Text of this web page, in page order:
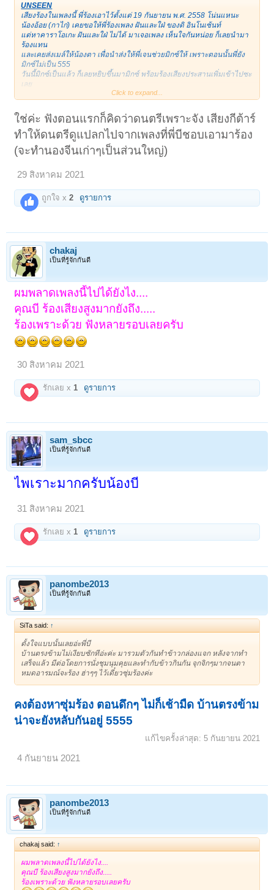
UNSEEN
เสียงร้องในเพลงนี้ พี่ร้องเอาไว้ตั้งแต่ 19 กันยายน พ.ศ. 2558 โน่นแหนะ
น้องอ้อย (กาไก่) เคยขอให้พี่ร้องเพลง ฝันและใฝ่ ของดิ อินโนเซ้นท์
แต่หาคาราโอเกะ ฝันและใฝ่ ไม่ได้ มาเจอเพลง เห็นใจกันหน่อย ก็เลยนำมา
ร้องแทน
และเคยส่งเมล์ให้น้องตา เพื่อนำส่งให้พี่เจนช่วยมิกซ์ให้ เพราะตอนนั้นพี่ยัง
มิกซ์ไม่เป็น 555
วันนี้มิกซ์เป็นแล้ว ก็เลยหยิบขึ้นมามิกซ์ พร้อมร้องเสียงประสานเพิ่มเข้าไปซะ
เลย
ชาตรี คงสุวรรณ
สุดยอด มากๆๆๆๆๆๆๆๆๆ ขั้นเทพจริงๆ เพลงนี้พี่โอมร้องไว้เป็นต้นฉบับ ตั้งแต่ปี
พ.ศ. 2532
ถือว่าไลน์ลีดกีต้าร์ของพี่โอมในตอนนั้น ถือว่า ล้ำยุคมากเลย แบบว่าเล่นไป
ได้ยังไง ฮ๋าๆๆๆ
Click to expand...
ใช่ค่ะ ฟังตอนแรกก็คิดว่าดนตรีเพราะจัง เสียงกีต้าร์
ทำให้ดนตรีดูแปลกไปจากเพลงที่พี่บีชอบเอามาร้อง
(จะทำนองจีนเก่าๆเป็นส่วนใหญ่)
29 สิงหาคม 2021
ถูกใจ x2 ดูรายการ
chakaj
เป็นที่รู้จักกันดี
ผมพลาดเพลงนี้ไปได้ยังไง....
คุณบี ร้องเสียงสูงมากยังถึง.....
ร้องเพราะด้วย ฟังหลายรอบเลยครับ
30 สิงหาคม 2021
รักเลย x 1 ดูรายการ
sam_sbcc
เป็นที่รู้จักกันดี
ไพเราะมากครับน้องบี
31 สิงหาคม 2021
รักเลย x1 ดูรายการ
panombe2013
เป็นที่รู้จักกันดี
SiTa said: ↑
ตั้งใจแบบนั้นเลยอ่ะพี่บี
บ้านตรงข้ามไม่เงียบซักทีอ่ะค่ะ มารวมตัวกันทำข้าวกล่องแจก หลังจากทำ
เสร็จแล้ว มีต่อโดยการนั่งชุมนุมคุยและทำกับข้าวกินกัน จุกจิกๆมากจนตา
หมดอารมณ์จะร้อง ฮ่าๆๆ ไว้เดี๋ยวซุ่มร้องค่ะ
คงต้องหาซุ่มร้อง ตอนดึกๆ ไม่ก็เช้ามืด บ้านตรงข้าม
น่าจะยังหลับกันอยู่ 5555
แก้ไขครั้งล่าสุด: 5 กันยายน 2021
4 กันยายน 2021
panombe2013
เป็นที่รู้จักกันดี
chakaj said: ↑
ผมพลาดเพลงนี้ไปได้ยังไง....
คุณบี ร้องเสียงสูงมากยังถึง.....
ร้องเพราะด้วย ฟังหลายรอบเลยครับ